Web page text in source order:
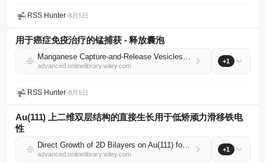
RSS Hunter•8月5日
用于癌症免疫治疗的锰捕获 - 释放囊泡
Manganese Capture‐and‐Release Vesicles for Cancer Immunotherapy
advanced.onlinelibrary.wiley.com
+1
RSS Hunter•8月5日
Au(111) 上二维双层结构的直接生长用于低矫顽力滑移铁电
性
Direct Growth of 2D Bilayers on Au(111) for Low‐Coercive Sliding Ferroelectricity
advanced.onlinelibrary.wiley.com
+1